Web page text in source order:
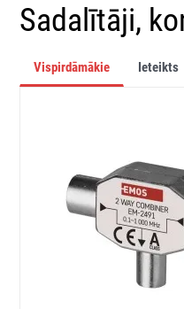
Sadalītāji,
Vispirdāmākie ieteikts